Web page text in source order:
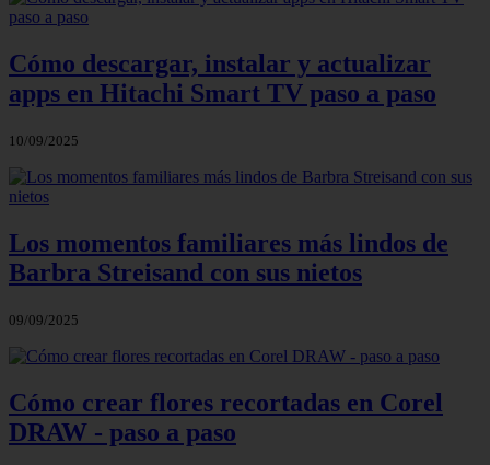
Cómo descargar, instalar y actualizar
apps en Hitachi Smart TV paso a paso
10/09/2025
Los momentos familiares más lindos de
Barbra Streisand con sus nietos
09/09/2025
Cómo crear flores recortadas en Corel
DRAW - paso a paso